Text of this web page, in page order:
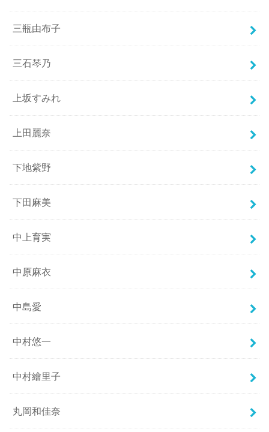
三瓶由布子
三石琴乃
上坂すみれ
上田麗奈
下地紫野
下田麻美
中上育実
中原麻衣
中島愛
中村悠一
中村繪里子
丸岡和佳奈